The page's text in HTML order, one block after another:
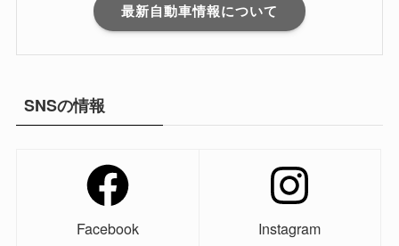
最新自動車情報について
SNSの情報
Facebook Instagram